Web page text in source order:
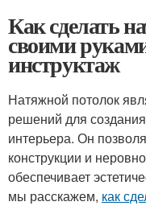
Как сделать
своими
инструктаж
Натяжной потолок
решений для создания
интерьера. Он
конструкции и
обеспечивает
мы расскажем, как